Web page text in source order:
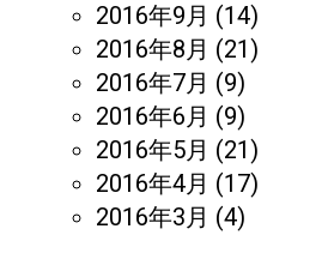
2016年9月 (14)
2016年8月 (21)
2016年7月 (9)
2016年6月 (9)
2016年5月 (21)
2016年4月 (17)
2016年3月 (4)